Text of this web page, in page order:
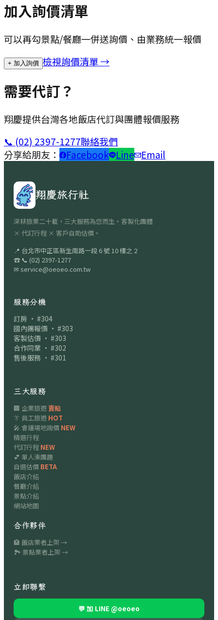
加入詢價清單
可以再勾景點/餐廳一併送詢價、由業務統一報價
+ 加入詢價 檢視詢價清單 →
需要代訂？
翔慶提供台灣各地飯店代訂與團體報價服務
📞 (02) 2397-1277聯絡我們
分享給朋友：
Facebook Line Email
翔慶旅行社
深耕旅業二十載，三大服務為您而生。客製化團體
× 代訂行程 × 客戶自助估價。
📍 台北市中正區新生南路一段 6 號 10 樓之 2
☎ 📞 (02) 2397-1277
✉ service@oeoeo.com.tw
服務分機
訂房 · #304
國內團報價 · #303
客製估價 · #303
合作同業 · #302
售後服務 · #301
三大服務
🏢 企業旅遊賣點
👔 員工旅遊 HOT
🎤 會議場地詢價 NEW
精選行程
代訂行程 NEW
💕 單人湊團趣
自選估價 BETA
飯店介紹
餐廳介紹
景點介紹
網站地圖
合作夥伴
🏨 飯店業者上架 →
🏞 景點業者上架 →
立即聯繫
💬 加 LINE @oeoeo